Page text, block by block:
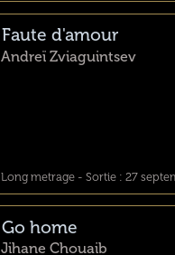
Faute d'amour
Andreï Zviaguintsev
Long metrage - Sortie : 27
Go home
Jihane Chouaib